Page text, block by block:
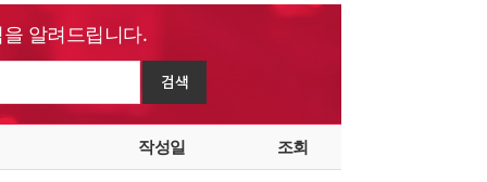
알려드립니다.
작성일 조회